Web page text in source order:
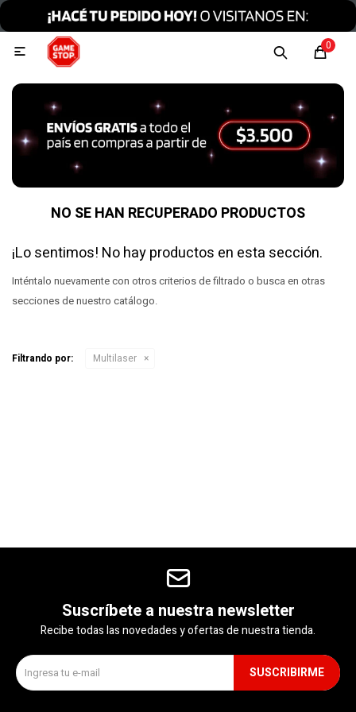
0

NO SE HAN RECUPERADO PRODUCTOS
¡Lo sentimos! No hay productos en esta sección.
Inténtalo nuevamente con otros criterios de filtrado o busca en otras
secciones de nuestro catálogo.
Filtrando por: Multilaser
Suscríbete a nuestra newsletter
Recibe todas las novedades y ofertas de nuestra tienda.
SUSCRIBIRME
Menu Escribinos
Tecnología e Informática
Audio y video
Iluminación
Varios